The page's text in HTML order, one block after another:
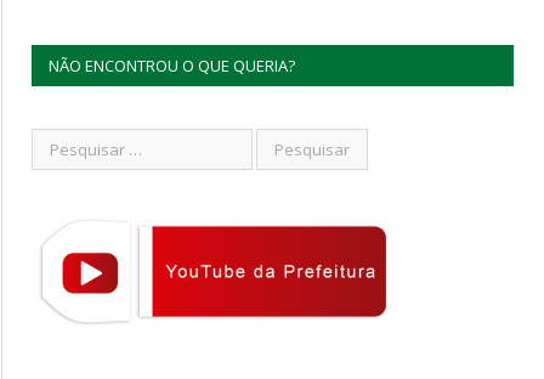
NÃO ENCONTROU O QUE QUERIA?